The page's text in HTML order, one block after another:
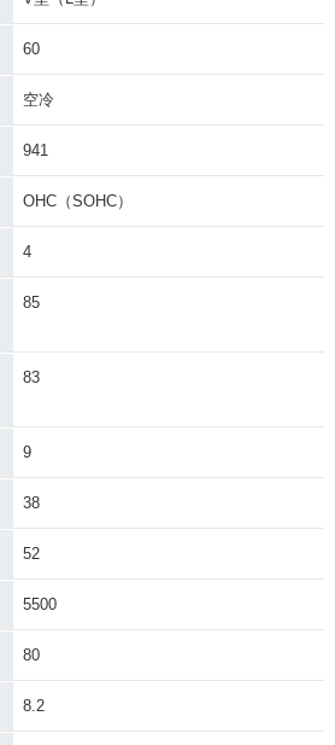
60
空冷
941
OHC（SOHC）
4
85
83
9
38
52
5500
80
8.2